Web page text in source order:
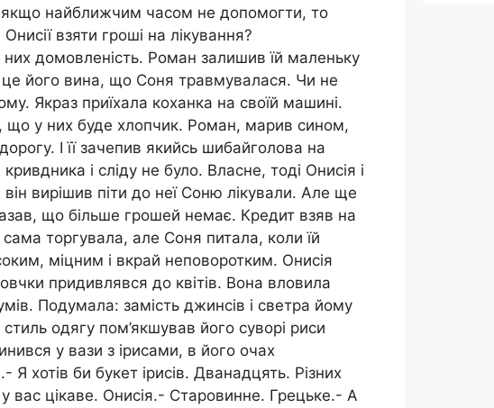
якщо найближчим часом не допомогти, то
взяти гроші на лікування?
домовленість. Роман залишив їй маленьку
це його вина, що Соня травмувалася. Чи не
Якраз приїхала коханка на своїй машині.
що у них буде хлопчик. Роман, марив сином,
І її зачепив якийсь шибайголова на
і сліду не було. Власне, тоді Онисія і
вирішив піти до неї Соню лікували. Але ще
що більше грошей немає. Кредит взяв на
торгувала, але Соня питала, коли їй
міцним і вкрай неповоротким. Онисія
придивлявся до квітів. Вона вловила
Подумала: замість джинсів і светра йому
одягу пом’якшував його суворі риси
у вази з ірисами, в його очах
хотів би букет ірисів. Дванадцять. Різних
у вас цікаве. Онисія.- Старовинне. Грецьке.- А